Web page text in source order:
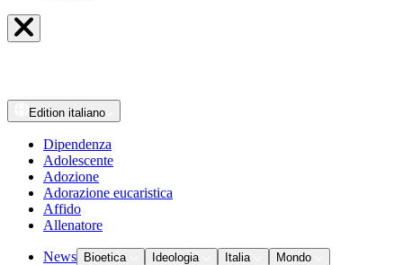
Edition italiano
Dipendenza
Adolescente
Adozione
Adorazione eucaristica
Affido
Allenatore
News Bioetica Ideologia Italia
Mondo